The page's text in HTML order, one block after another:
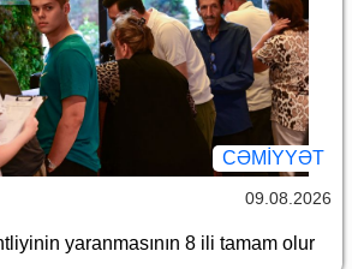
CƏMİYYƏT
09.08.2026
yaranmasının 8 ili tamam olur